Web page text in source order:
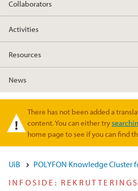
Collaborators
Activities
Resources
News
Warning message
There has not been added a
content. You can either try
home page to see if you can find
UiB
POLYFON Knowledge Cluster
INFOSIDE: